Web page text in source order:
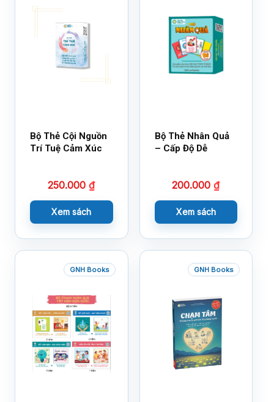
Bộ Thẻ Cội Nguồn
Trí Tuệ Cảm Xúc
250.000₫
Xem sách
Bộ Thẻ Nhân Quả
– Cấp Độ Dễ
200.000₫
Xem sách
GNH Books GNH Books